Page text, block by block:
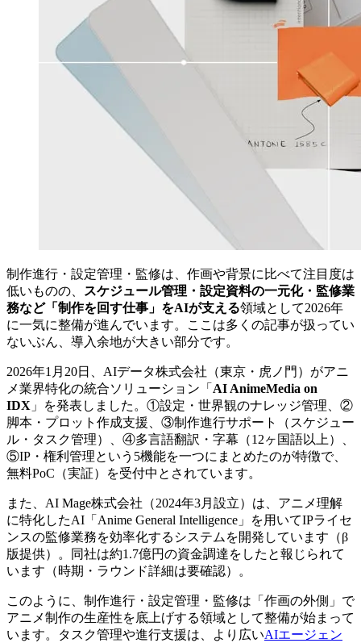
制作進行・設定管理・監修は、作画や背景に比べて注目度は
低いものの、 スケジュール管理・設定資料の一元化・監修業
務など「制作を回す仕事」をAIが支える領域として2026年
に一気に整備が進んでいます。ここは多くの記事が扱ってい
ないぶん、導入余地が大きい部分です。
2026年1月20日、AIデータ株式会社（東京・虎ノ門）がアニ
メ業界特化の統合ソリューション「 AI AnimeMedia on
IDX 」を発表しました。①設定・世界観のナレッジ管理、②
脚本・プロット作成支援、③制作進行サポート（スケジュー
ル・タスク管理）、④多言語翻訳・字幕（12ヶ国語以上）、
⑤IP・権利管理という5機能を一つにまとめたのが特徴で、
無料PoC（実証）を受付中とされています。
また、AI Mage株式会社（2024年3月設立）は、アニメ理解
に特化したAI「Anime General Intelligence」を用いてIPライセ
ンスの監修業務を効率化するシステムを開発しています（β
版提供）。同社は約1.7億円の資金調達をしたと報じられて
います（時期・ラウンド詳細は要確認）。
このように、制作進行・設定管理・監修は「作画の外側」で
アニメ制作の生産性を底上げする領域として整備が始まって
います。タスク管理や進行支援は、より広いAIエージェン